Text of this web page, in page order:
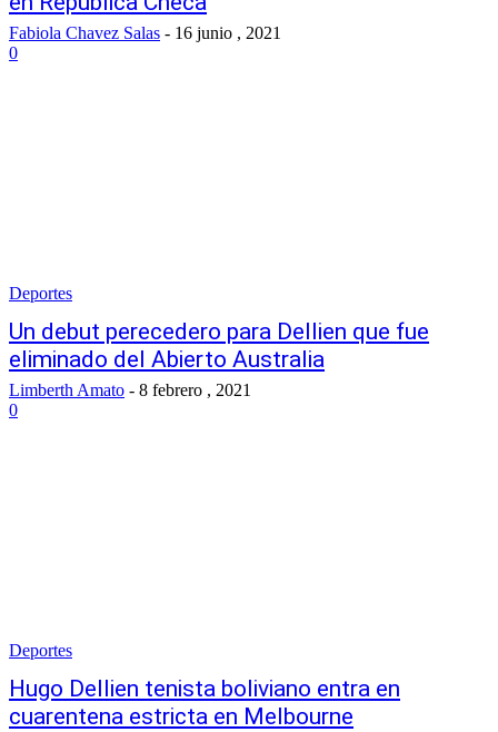
Fabiola Chavez Salas - 16 junio , 2021
0
Deportes
Un debut perecedero para Dellien que fue
eliminado del Abierto Australia
Limberth Amato - 8 febrero , 2021
0
Deportes
Hugo Dellien tenista boliviano entra en
cuarentena estricta en Melbourne